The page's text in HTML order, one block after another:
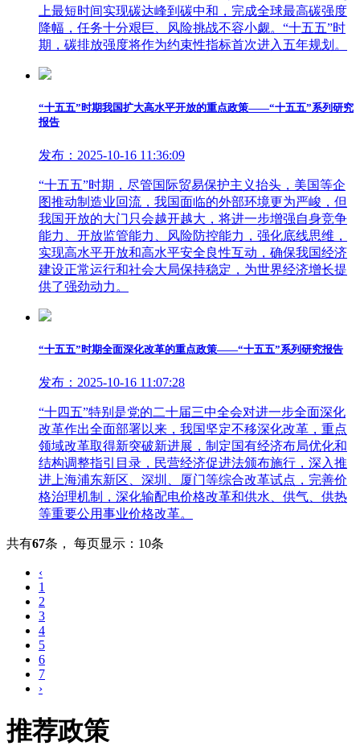
上最短时间实现碳达峰到碳中和，完成全球最高碳强度
降幅，任务十分艰巨、风险挑战不容小觑。“十五五”时
期，碳排放强度将作为约束性指标首次进入五年规划。
“十五五”时期我国扩大高水平开放的重点政策——“十五五”系列研究
报告
发布：2025-10-16 11:36:09
“十五五”时期，尽管国际贸易保护主义抬头，美国等企
图推动制造业回流，我国面临的外部环境更为严峻，但
我国开放的大门只会越开越大，将进一步增强自身竞争
能力、开放监管能力、风险防控能力，强化底线思维，
实现高水平开放和高水平安全良性互动，确保我国经济
建设正常运行和社会大局保持稳定，为世界经济增长提
供了强劲动力。
“十五五”时期全面深化改革的重点政策——“十五五”系列研究报告
发布：2025-10-16 11:07:28
“十四五”特别是党的二十届三中全会对进一步全面深化
改革作出全面部署以来，我国坚定不移深化改革，重点
领域改革取得新突破新进展，制定国有经济布局优化和
结构调整指引目录，民营经济促进法颁布施行，深入推
进上海浦东新区、深圳、厦门等综合改革试点，完善价
格治理机制，深化输配电价格改革和供水、供气、供热
等重要公用事业价格改革。
共有67条 ， 每页显示：10条
‹
1
2
3
4
5
6
7
›
推荐政策